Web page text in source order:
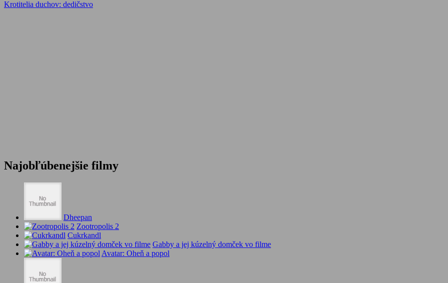
v
Post:
Next
Krotitelia duchov: dedičstvo
Najobľúbenejšie filmy
Dheepan
Zootropolis 2
Cukrkandl
Gabby a jej kúzelný domček vo filme
Avatar: Oheň a popol